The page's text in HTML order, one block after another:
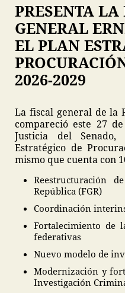
PRESENTA
GENERAL
EL PLAN
2026-2029
La fiscal general de la
compareció este 27
Justicia del
Estratégico de
mismo que cuenta con
Reestructuración
República (FGR)
Coordinación
Fortalecimiento de
federativas
Nuevo modelo de
Modernización y
Investigación